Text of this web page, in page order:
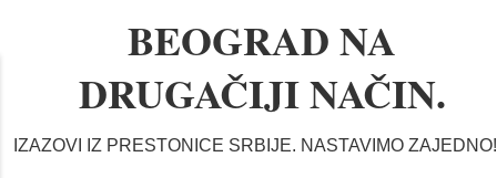
BEOGRAD NA
DRUGAČIJI NAČIN.
IZAZOVI IZ PRESTONICE SRBIJE. NASTAVIMO ZAJEDNO!